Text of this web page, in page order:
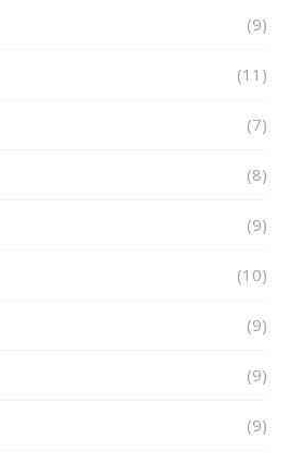
(9)
(11)
(7)
(8)
(9)
(10)
(9)
(9)
(9)